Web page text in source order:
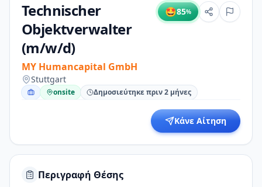
Technischer
Objektverwalter
(m/w/d)
MY Humancapital GmbH
🤩85%
Stuttgart
onsite Δημοσιεύτηκε πριν 2 μήνες
Κάνε Αίτηση
Περιγραφή Θέσης